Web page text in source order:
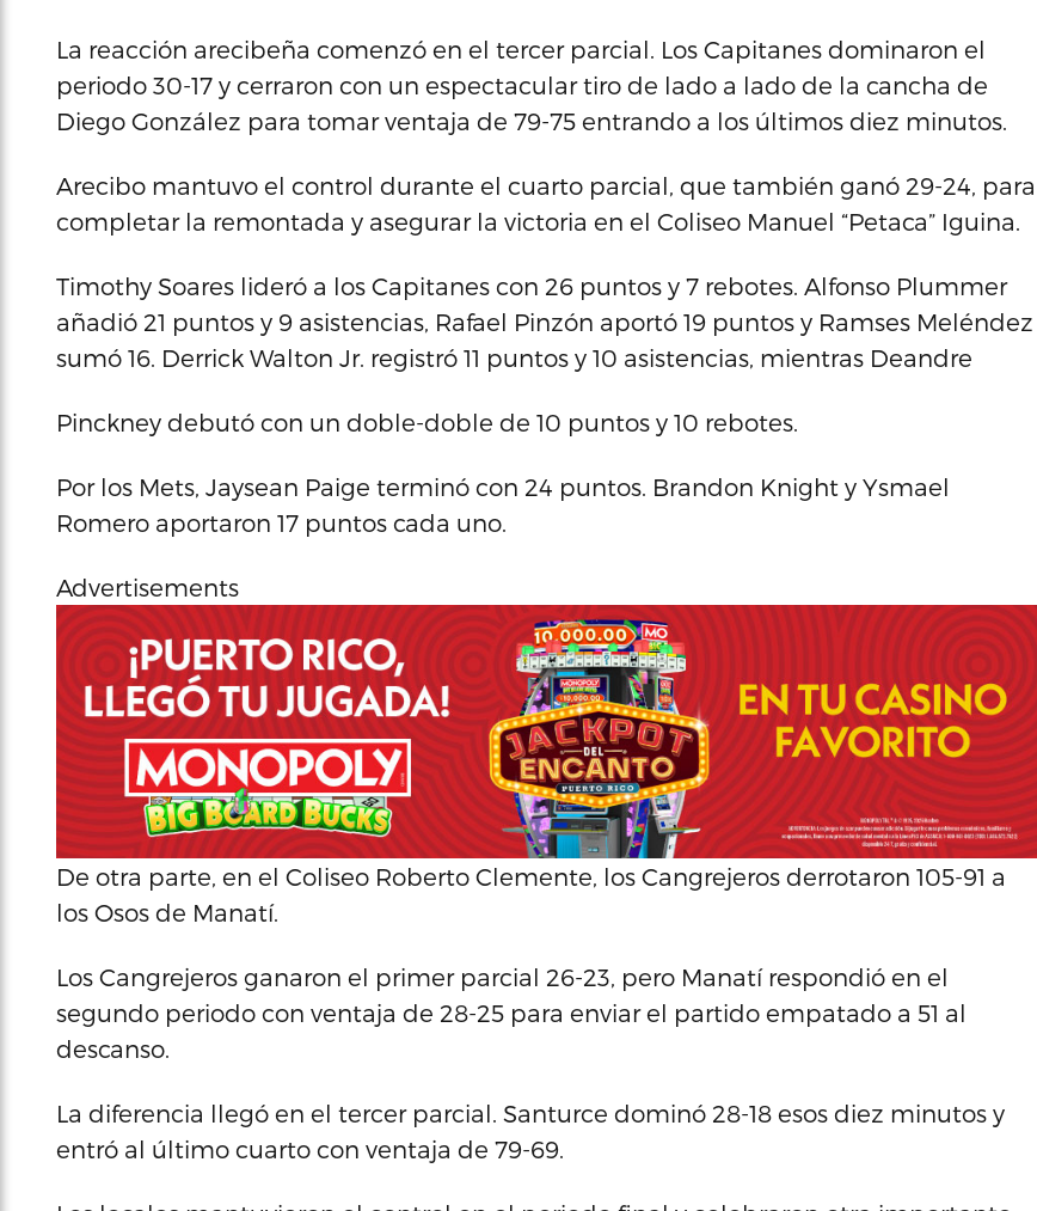
La reacción arecibeña comenzó en el tercer parcial. Los Capitanes dominaron el
periodo 30-17 y cerraron con un espectacular tiro de lado a lado de la cancha de
Diego González para tomar ventaja de 79-75 entrando a los últimos diez minutos.
Arecibo mantuvo el control durante el cuarto parcial, que también ganó 29-24, para
completar la remontada y asegurar la victoria en el Coliseo Manuel “Petaca” Iguina.
Timothy Soares lideró a los Capitanes con 26 puntos y 7 rebotes. Alfonso Plummer
añadió 21 puntos y 9 asistencias, Rafael Pinzón aportó 19 puntos y Ramses Meléndez
sumó 16. Derrick Walton Jr. registró 11 puntos y 10 asistencias, mientras Deandre
Pinckney debutó con un doble-doble de 10 puntos y 10 rebotes.
Por los Mets, Jaysean Paige terminó con 24 puntos. Brandon Knight y Ysmael
Romero aportaron 17 puntos cada uno.
Advertisements
De otra parte, en el Coliseo Roberto Clemente, los Cangrejeros derrotaron 105-91 a
los Osos de Manatí.
Los Cangrejeros ganaron el primer parcial 26-23, pero Manatí respondió en el
segundo periodo con ventaja de 28-25 para enviar el partido empatado a 51 al
descanso.
La diferencia llegó en el tercer parcial. Santurce dominó 28-18 esos diez minutos y
entró al último cuarto con ventaja de 79-69.